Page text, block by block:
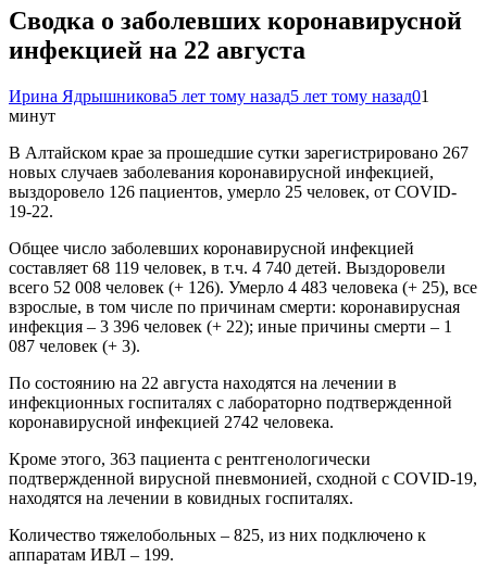
Сводка о заболевших коронавирусной
инфекцией на 22 августа
Ирина Ядрышникова5 лет тому назад5 лет тому назад01
минут
В Алтайском крае за прошедшие сутки зарегистрировано 267
новых случаев заболевания коронавирусной инфекцией,
выздоровело 126 пациентов, умерло 25 человек, от COVID-
19-22.
Общее число заболевших коронавирусной инфекцией
составляет 68 119 человек, в т.ч. 4 740 детей. Выздоровели
всего 52 008 человек (+ 126). Умерло 4 483 человека (+ 25), все
взрослые, в том числе по причинам смерти: коронавирусная
инфекция – 3 396 человек (+ 22); иные причины смерти – 1
087 человек (+ 3).
По состоянию на 22 августа находятся на лечении в
инфекционных госпиталях с лабораторно подтвержденной
коронавирусной инфекцией 2742 человека.
Кроме этого, 363 пациента с рентгенологически
подтвержденной вирусной пневмонией, сходной с COVID-19,
находятся на лечении в ковидных госпиталях.
Количество тяжелобольных – 825, из них подключено к
аппаратам ИВЛ – 199.